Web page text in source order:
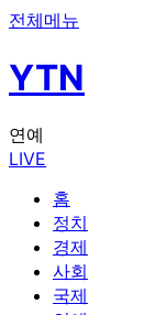
전체메뉴
YTN
연예
LIVE
홈
정치
경제
사회
국제